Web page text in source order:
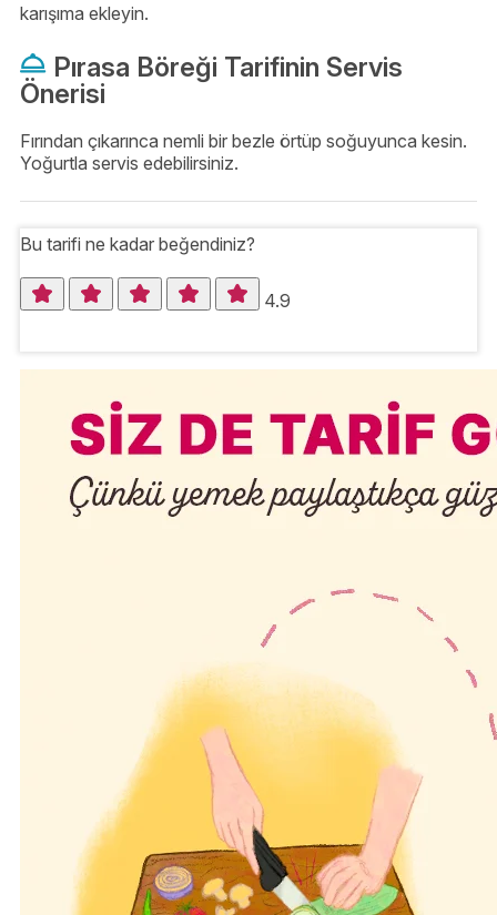
karışıma ekleyin.
Pırasa Böreği Tarifinin Servis
Önerisi
Fırından çıkarınca nemli bir bezle örtüp soğuyunca kesin.
Yoğurtla servis edebilirsiniz.
Bu tarifi ne kadar beğendiniz?
4.9